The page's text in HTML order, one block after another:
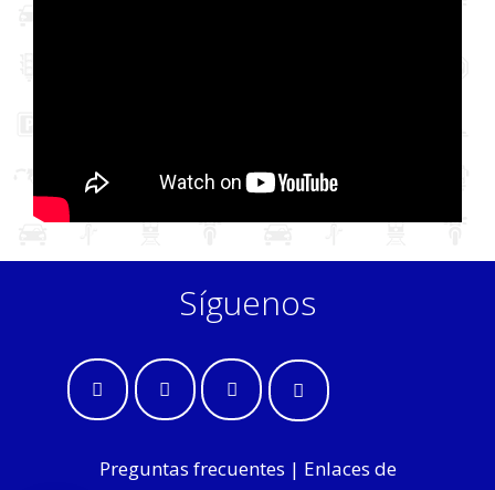
Síguenos
Preguntas frecuentes | Enlaces de